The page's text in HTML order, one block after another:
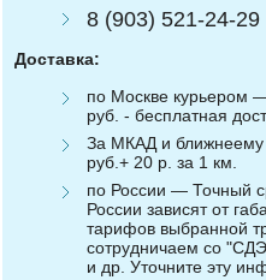
8 (903) 521-24-29
Доставка:
по Москве курьером
руб. - бесплатная
За МКАД и
руб.+ 20 р. за 1 км.
по России — Точный
России зависят от
тарифов выбранной
сотрудничаем со
и др. Уточните эту